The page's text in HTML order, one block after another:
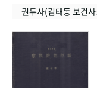
권두사(김태동 보건